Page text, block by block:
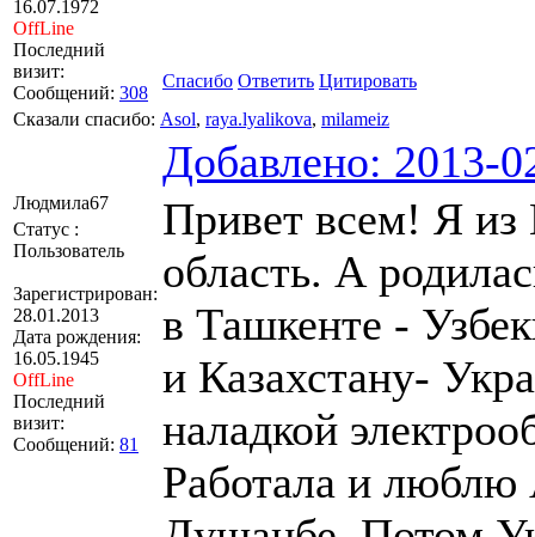
16.07.1972
OffLine
Последний
визит:
Сообщений: 308
Спасибо Ответить Цитировать
Сказали спасибо: Asol, raya.lyalikova, milameiz
Добавлено: 2013-
Людмила67
Статус :
Пользователь
Зарегистрирован:
28.01.2013
Дата рождения:
16.05.1945
OffLine
Последний
визит:
Сообщений: 81
Привет всем! Я из
область. А
в Ташкенте -
и Казахстану-
наладкой
Работала и люблю